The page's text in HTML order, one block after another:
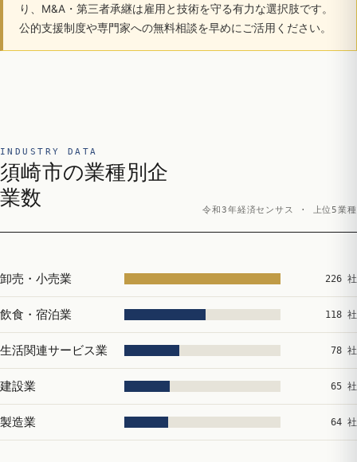
り、M&A・第三者承継は雇用と技術を守る有力な選択肢です。
公的支援制度や専門家への無料相談を早めにご活用ください。
INDUSTRY DATA
須崎市の業種別企
業数
令和3年経済センサス · 上位5業種
卸売・小売業 226 社
飲食・宿泊業 118 社
生活関連サービス業 78 社
建設業 65 社
製造業 64 社